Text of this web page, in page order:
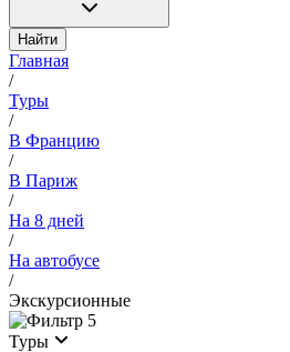
Найти
Главная
/
Туры
/
В Францию
/
В Париж
/
На 8 дней
/
На автобусе
/
Экскурсионные
5
Туры